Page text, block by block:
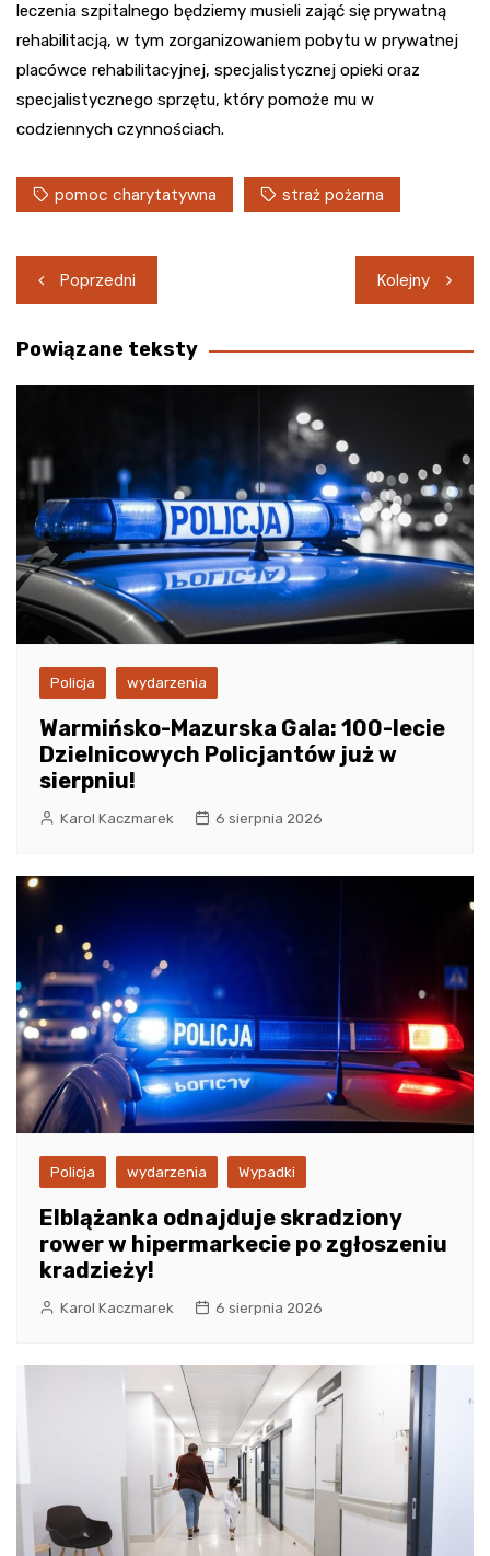
leczenia szpitalnego będziemy musieli zająć się prywatną
rehabilitacją, w tym zorganizowaniem pobytu w prywatnej
placówce rehabilitacyjnej, specjalistycznej opieki oraz
specjalistycznego sprzętu, który pomoże mu w
codziennych czynnościach.
pomoc charytatywna straż pożarna
Nawigacja
wpisu
Poprzedni Kolejny
Powiązane teksty
Policja wydarzenia
Warmińsko-Mazurska Gala: 100-lecie
Dzielnicowych Policjantów już w
sierpniu!
Karol Kaczmarek 6 sierpnia 2026
Policja wydarzenia Wypadki
Elblążanka odnajduje skradziony
rower w hipermarkecie po zgłoszeniu
kradzieży!
Karol Kaczmarek 6 sierpnia 2026